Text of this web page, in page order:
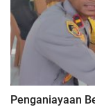
Penganiayaan